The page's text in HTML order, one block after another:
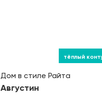
Дом в стиле Райта
Августин